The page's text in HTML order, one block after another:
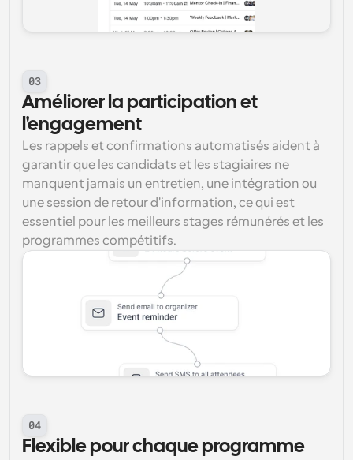
03
Améliorer la participation et
l'engagement
Les rappels et confirmations automatisés aident à
garantir que les candidats et les stagiaires ne
manquent jamais un entretien, une intégration ou
une session de retour d'information, ce qui est
essentiel pour les meilleurs stages rémunérés et les
programmes compétitifs.
04
Flexible pour chaque programme